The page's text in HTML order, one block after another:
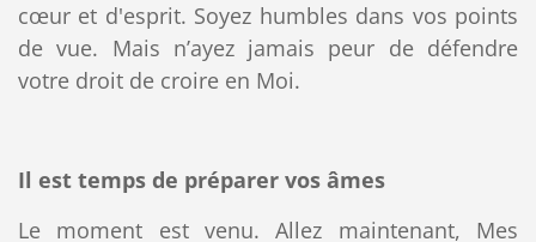
cœur et d'esprit. Soyez humbles dans vos points
de vue. Mais n’ayez jamais peur de défendre
votre droit de croire en Moi.
Il est temps de préparer vos âmes
Le moment est venu. Allez maintenant, Mes